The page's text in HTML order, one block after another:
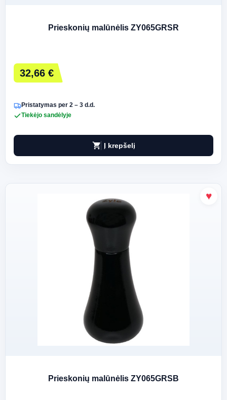
Prieskonių malūnėlis ZY065GRSR
32,66 €
Pristatymas per 2 – 3 d.d.
Tiekėjo sandėlyje
shopping_cart Į krepšelį
Prieskonių malūnėlis ZY065GRSB